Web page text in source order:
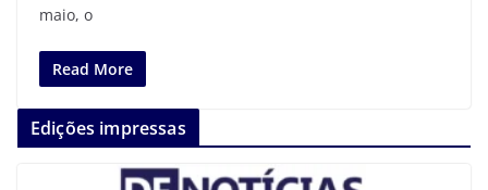
maio, o
Read More
Edições impressas